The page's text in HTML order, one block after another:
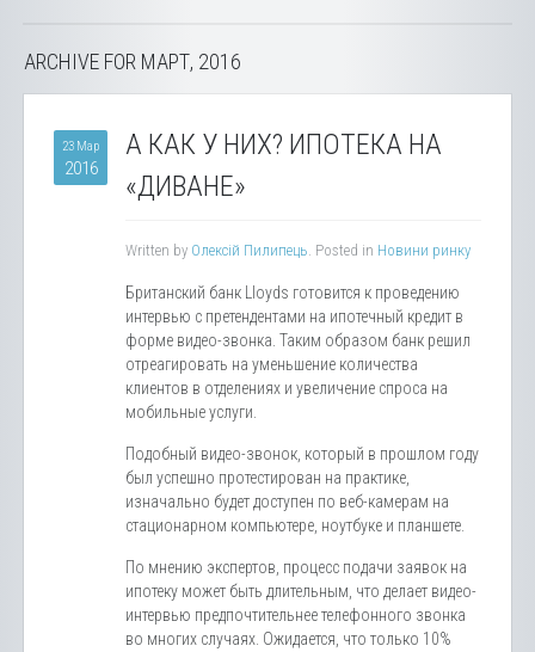
ARCHIVE FOR МАРТ, 2016
23 Мар
2016
А КАК У НИХ? ИПОТЕКА НА
«ДИВАНЕ»
Written by Олексій Пилипець. Posted in Новини ринку
Британский банк Lloyds готовится к проведению
интервью с претендентами на ипотечный кредит в
форме видео-звонка. Таким образом банк решил
отреагировать на уменьшение количества
клиентов в отделениях и увеличение спроса на
мобильные услуги.
Подобный видео-звонок, который в прошлом году
был успешно протестирован на практике,
изначально будет доступен по веб-камерам на
стационарном компьютере, ноутбуке и планшете.
По мнению экспертов, процесс подачи заявок на
ипотеку может быть длительным, что делает видео-
интервью предпочтительнее телефонного звонка
во многих случаях. Ожидается, что только 10%